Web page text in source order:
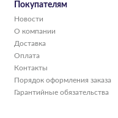
Покупателям
Новости
О компании
Доставка
Оплата
Контакты
Порядок оформления заказа
Гарантийные обязательства